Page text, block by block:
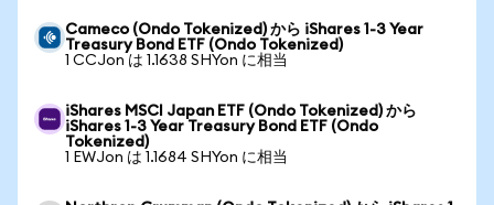
Cameco (Ondo Tokenized) から iShares 1-3 Year
Treasury Bond ETF (Ondo Tokenized)
1 CCJon は 1.1638 SHYon に相当
iShares MSCI Japan ETF (Ondo Tokenized) から
iShares 1-3 Year Treasury Bond ETF (Ondo
Tokenized)
1 EWJon は 1.1684 SHYon に相当